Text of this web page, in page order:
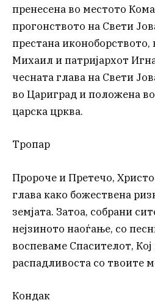
пренесена во местото
прогонството на Свети
престана иконоборството,
Михаил и патријархот
чесната глава на Свети
во Цариград и положена
царска црква.
Тропар
Пророче и Претечо,
глава како божествена
земјата. Затоа, собрани
нејзиното наоѓање, со
воспеваме Спасителот, Кој
распадливоста со твоите
Кондак